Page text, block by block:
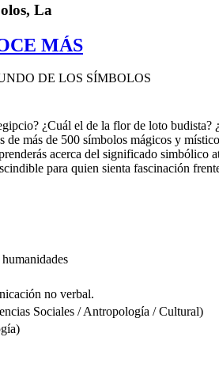
La
MÁS
DE LOS SÍMBOLOS
¿Cuál el de la flor de loto budista?
de más de 500 símbolos mágicos y
acerca del significado simbólico
para quien sienta fascinación
no verbal.
Sociales / Antropología / Cultural)